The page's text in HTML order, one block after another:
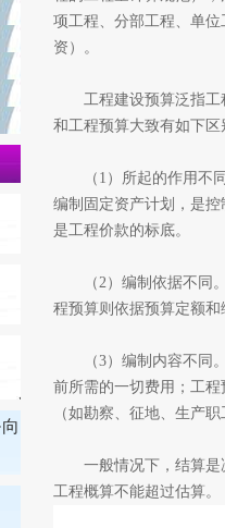
项工程、分部工程、单
资）。
工程建设预算泛指工程
和工程预算大致有如下区
（1）所起的作用不同
编制固定资产计划，是
是工程价款的标底。
（2）编制依据不同。
程预算则依据预算定额
（3）编制内容不同。
前所需的一切费用；工
（如勘察、征地、生产
一般情况下，结算是决
工程概算不能超过估算。